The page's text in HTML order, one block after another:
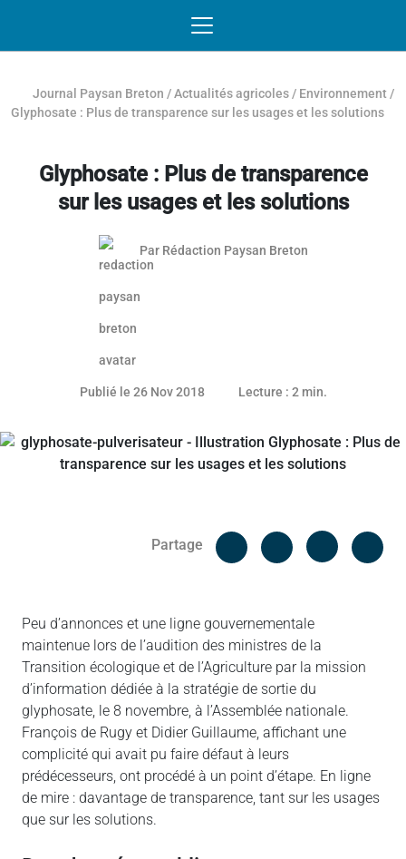
Journal Paysan Breton /Actualités agricoles / Environnement /
Glyphosate : Plus de transparence sur les usages et les solutions
Glyphosate : Plus de transparence
sur les usages et les solutions
Par Rédaction Paysan Breton
Publié le 26 Nov 2018 Lecture : 2 min.
Partage
Facebook
Peu d’annonces et une ligne gouvernementale
maintenue lors de l’audition des ministres de la
Transition écologique et de l’Agriculture par la mission
d’information dédiée à la stratégie de sortie du
glyphosate, le 8 novembre, à l’Assemblée nationale.
François de Rugy et Didier Guillaume, affichant une
complicité qui avait pu faire défaut à leurs
prédécesseurs, ont procédé à un point d’étape. En ligne
de mire : davantage de transparence, tant sur les usages
que sur les solutions.